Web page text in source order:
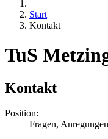
Start
Kontakt
TuS
Kontakt
Position:
Fragen,